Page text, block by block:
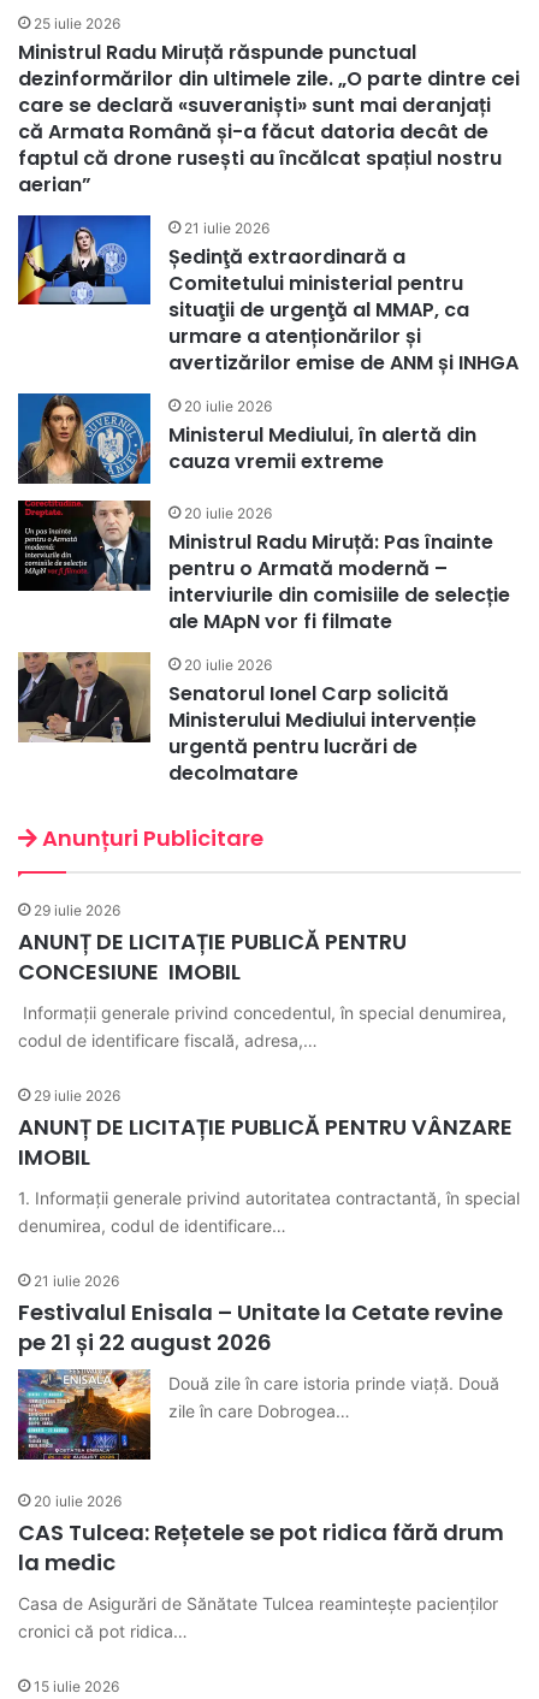
25 iulie 2026
Ministrul Radu Miruță răspunde punctual
dezinformărilor din ultimele zile. „O parte dintre cei
care se declară «suveraniști» sunt mai deranjați
că Armata Română și-a făcut datoria decât de
faptul că drone rusești au încălcat spațiul nostru
aerian”
21 iulie 2026
Ședinţă extraordinară a
Comitetului ministerial pentru
situaţii de urgenţă al MMAP, ca
urmare a atenționărilor și
avertizărilor emise de ANM și INHGA
20 iulie 2026
Ministerul Mediului, în alertă din
cauza vremii extreme
20 iulie 2026
Ministrul Radu Miruță: Pas înainte
pentru o Armată modernă –
interviurile din comisiile de selecție
ale MApN vor fi filmate
20 iulie 2026
Senatorul Ionel Carp solicită
Ministerului Mediului intervenție
urgentă pentru lucrări de
decolmatare
Anunțuri Publicitare
29 iulie 2026
ANUNȚ DE LICITAȚIE PUBLICĂ PENTRU
CONCESIUNE IMOBIL
Informații generale privind concedentul, în special denumirea,
codul de identificare fiscală, adresa,…
29 iulie 2026
ANUNȚ DE LICITAȚIE PUBLICĂ PENTRU VÂNZARE
IMOBIL
1. Informații generale privind autoritatea contractantă, în special
denumirea, codul de identificare…
21 iulie 2026
Festivalul Enisala – Unitate la Cetate revine
pe 21 și 22 august 2026
Două zile în care istoria prinde viață. Două
zile în care Dobrogea…
20 iulie 2026
CAS Tulcea: Rețetele se pot ridica fără drum
la medic
Casa de Asigurări de Sănătate Tulcea reamintește pacienților
cronici că pot ridica…
15 iulie 2026